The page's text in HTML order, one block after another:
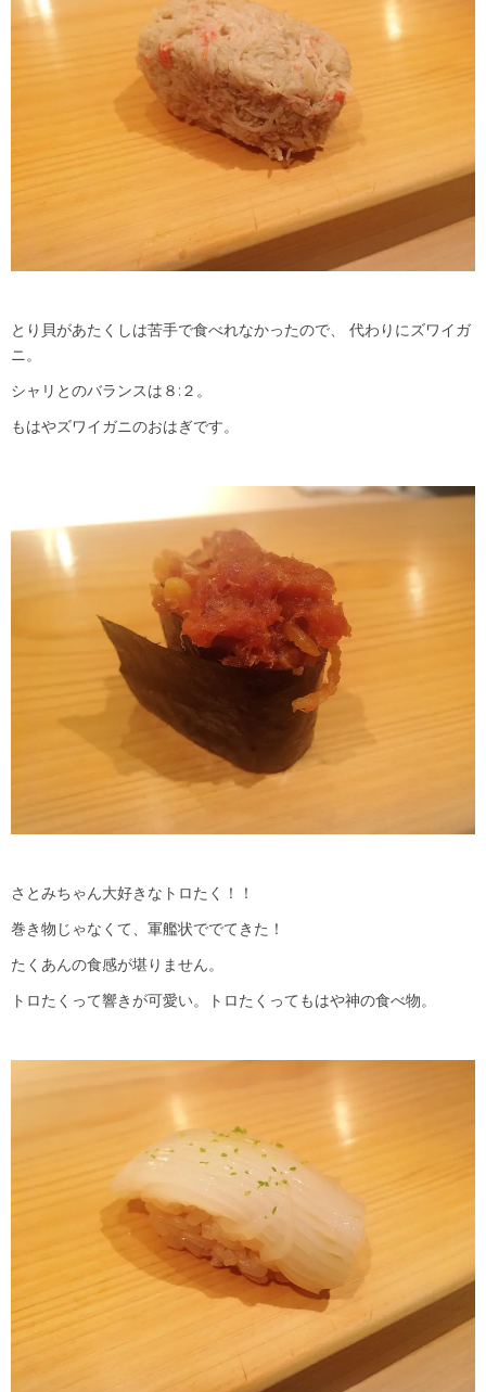
とり貝があたくしは苦手で食べれなかったので、 代わりにズワイガ
ニ。
シャリとのバランスは８:２。
もはやズワイガニのおはぎです。
さとみちゃん大好きなトロたく！！
巻き物じゃなくて、軍艦状ででてきた！
たくあんの食感が堪りません。
トロたくって響きが可愛い。トロたくってもはや神の食べ物。